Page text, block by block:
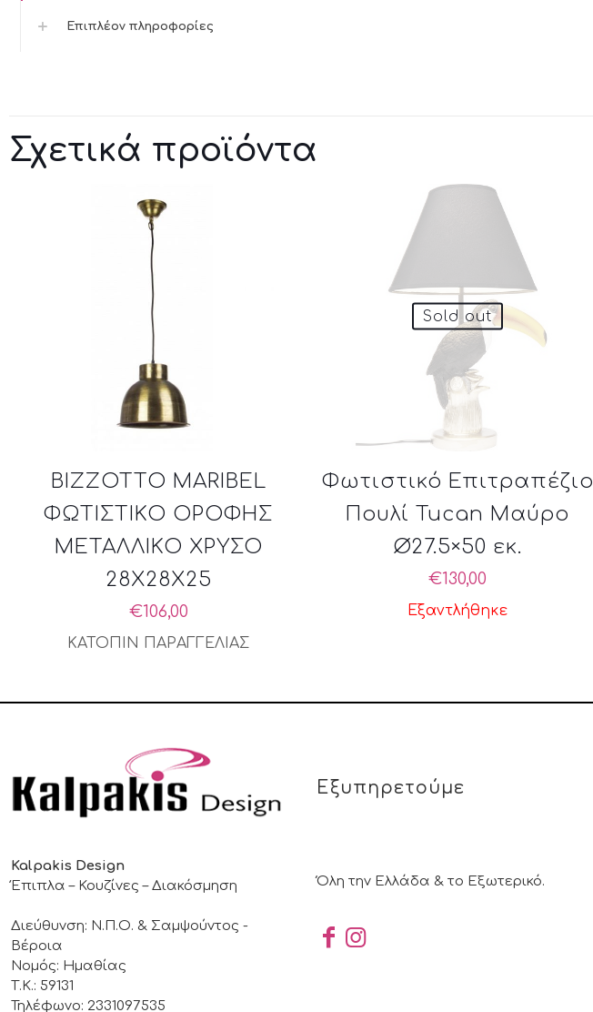
Επιπλέον πληροφορίες
Σχετικά προϊόντα
BIZZOTTO MARIBEL
ΦΩΤΙΣΤΙΚΟ ΟΡΟΦΗΣ
ΜΕΤΑΛΛΙΚΟ ΧΡΥΣΟ
28X28X25
€106,00
ΚΑΤΟΠΙΝ ΠΑΡΑΓΓΕΛΙΑΣ
Sold out
Φωτιστικό Επιτραπέζιο
Πουλί Tucan Μαύρο
Ø27.5×50 εκ.
€130,00
Εξαντλήθηκε
Kalpakis Design
Έπιπλα – Κουζίνες – Διακόσμηση
Διεύθυνση: Ν.Π.Ο. & Σαμψούντος -
Βέροια
Νομός: Ημαθίας
Τ.Κ.: 59131
Τηλέφωνο: 2331097535
Εξυπηρετούμε
Όλη την Ελλάδα & το Εξωτερικό.